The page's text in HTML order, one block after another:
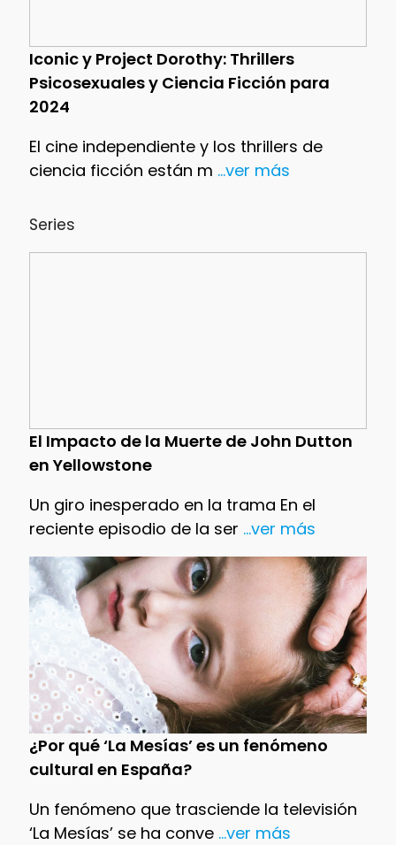
Iconic y Project Dorothy: Thrillers
Psicosexuales y Ciencia Ficción para
2024
El cine independiente y los thrillers de
ciencia ficción están m ...ver más
Series
El Impacto de la Muerte de John Dutton
en Yellowstone
Un giro inesperado en la trama En el
reciente episodio de la ser ...ver más
¿Por qué ‘La Mesías’ es un fenómeno
cultural en España?
Un fenómeno que trasciende la televisión
‘La Mesías’ se ha conve...ver más